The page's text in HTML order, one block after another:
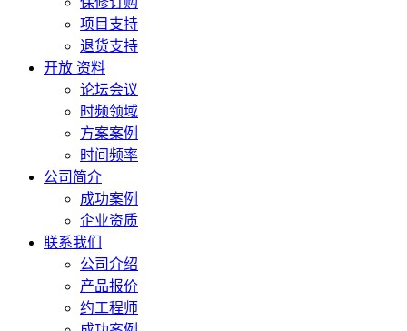
项目支持
退货支持
开放 资料
论坛会议
时频领域
方案案例
时间频率
公司简介
成功案例
企业资质
联系我们
公司介绍
产品报价
约工程师